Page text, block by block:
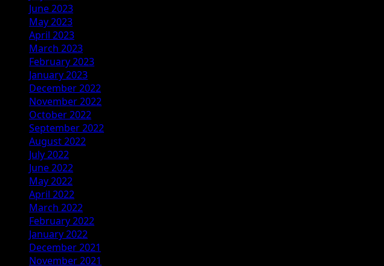
June 2023
May 2023
April 2023
March 2023
February 2023
January 2023
December 2022
November 2022
October 2022
September 2022
August 2022
July 2022
June 2022
May 2022
April 2022
March 2022
February 2022
January 2022
December 2021
November 2021